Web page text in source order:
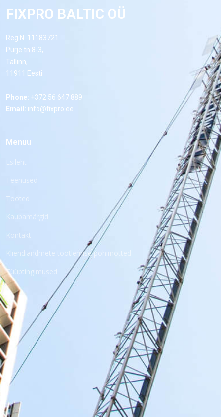
FIXPRO BALTIC OÜ
Reg.N. 11183721
Purje tn 8-3,
Tallinn,
11911 Eesti
Phone: +372 56 647 889
Email: info@fixpro.ee
Menuu
Esileht
Teenused
Tooted
Kaubamärgid
Kontakt
Kliendiandmete töötlemise põhimõtted
Tüüptingimused